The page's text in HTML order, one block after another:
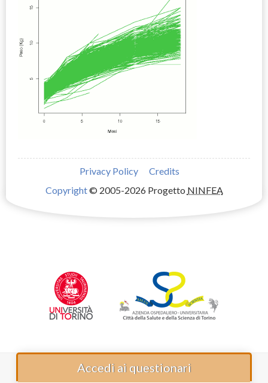
Privacy Policy
Credits
Copyright© 2005-2026 Progetto NINFEA
Accedi ai questionari